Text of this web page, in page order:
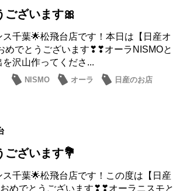
ございます🎀
千葉🌟松飛台店です！本日は【日産オ
でとうございます❣❣オーラNISMOと
沢山作ってくださ...
NISMO オーラ
日産のお店
ございます💐
千葉🌟松飛台店です！この度は【日産
めでとうございます❣❣オーラニスモと